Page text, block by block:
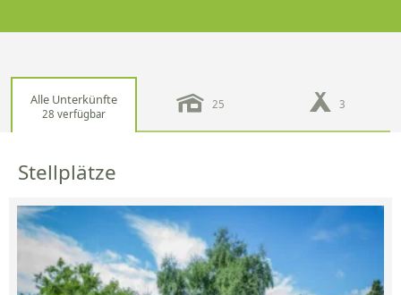
Alle Unterkünfte
28 verfügbar
25 3
Stellplätze